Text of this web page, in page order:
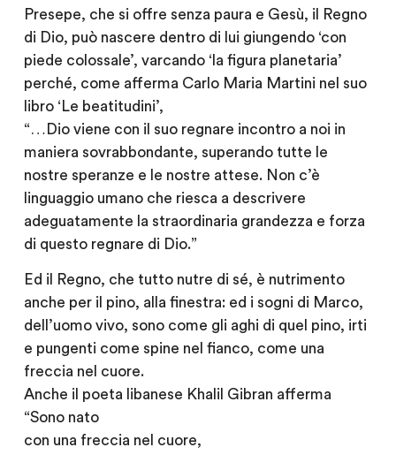
Presepe, che si offre senza paura e Gesù, il Regno
di Dio, può nascere dentro di lui giungendo ‘con
piede colossale’, varcando ‘la figura planetaria’
perché, come afferma Carlo Maria Martini nel suo
libro ‘Le beatitudini’,
“…Dio viene con il suo regnare incontro a noi in
maniera sovrabbondante, superando tutte le
nostre speranze e le nostre attese. Non c’è
linguaggio umano che riesca a descrivere
adeguatamente la straordinaria grandezza e forza
di questo regnare di Dio.”
Ed il Regno, che tutto nutre di sé, è nutrimento
anche per il pino, alla finestra: ed i sogni di Marco,
dell’uomo vivo, sono come gli aghi di quel pino, irti
e pungenti come spine nel fianco, come una
freccia nel cuore.
Anche il poeta libanese Khalil Gibran afferma
“Sono nato
con una freccia nel cuore,